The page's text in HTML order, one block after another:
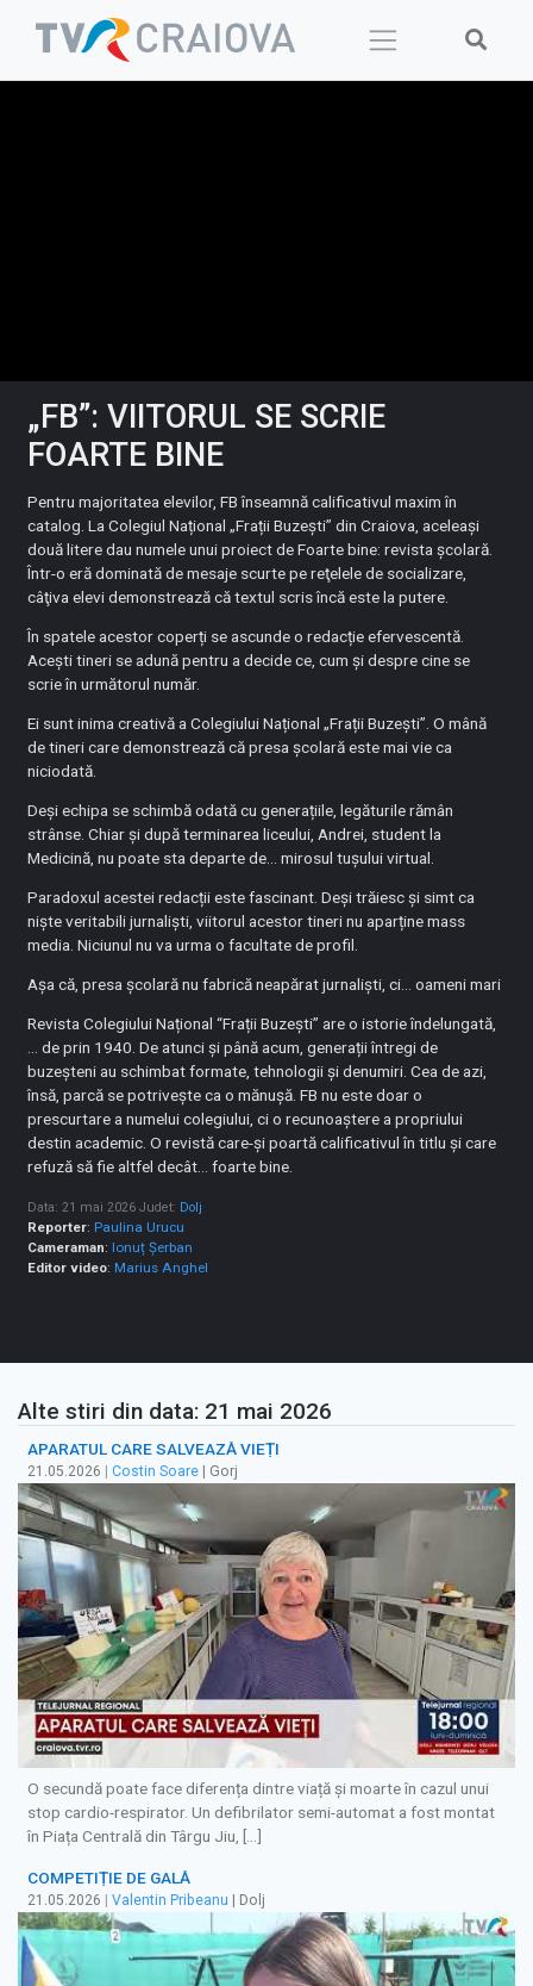
„FB”: VIITORUL SE SCRIE
FOARTE BINE
Pentru majoritatea elevilor, FB înseamnă calificativul maxim în
catalog. La Colegiul Național „Frații Buzești” din Craiova, aceleași
două litere dau numele unui proiect de Foarte bine: revista școlară.
Într-o eră dominată de mesaje scurte pe reţelele de socializare,
câţiva elevi demonstrează că textul scris încă este la putere.
În spatele acestor coperți se ascunde o redacție efervescentă.
Acești tineri se adună pentru a decide ce, cum și despre cine se
scrie în următorul număr.
Ei sunt inima creativă a Colegiului Național „Frații Buzești”. O mână
de tineri care demonstrează că presa școlară este mai vie ca
niciodată.
Deși echipa se schimbă odată cu generațiile, legăturile rămân
strânse. Chiar și după terminarea liceului, Andrei, student la
Medicină, nu poate sta departe de… mirosul tușului virtual.
Paradoxul acestei redacții este fascinant. Deși trăiesc și simt ca
niște veritabili jurnaliști, viitorul acestor tineri nu aparține mass
media. Niciunul nu va urma o facultate de profil.
Aşa că, presa școlară nu fabrică neapărat jurnaliști, ci… oameni mari
Revista Colegiului Național “Frații Buzești” are o istorie îndelungată,
… de prin 1940. De atunci și până acum, generații întregi de
buzeșteni au schimbat formate, tehnologii și denumiri. Cea de azi,
însă, parcă se potrivește ca o mănușă. FB nu este doar o
prescurtare a numelui colegiului, ci o recunoaștere a propriului
destin academic. O revistă care-și poartă calificativul în titlu și care
refuză să fie altfel decât… foarte bine.
Data: 21 mai 2026 Judet: Dolj
Reporter: Paulina Urucu
Cameraman: Ionuț Șerban
Editor video: Marius Anghel
Alte stiri din data: 21 mai 2026
APARATUL CARE SALVEAZĂ VIEȚI
21.05.2026 Costin Soare | Gorj
O secundă poate face diferența dintre viață și moarte în cazul unui
stop cardio-respirator. Un defibrilator semi-automat a fost montat
în Piața Centrală din Târgu Jiu, […]
COMPETIȚIE DE GALĂ
21.05.2026 | Valentin Pribeanu | Dolj